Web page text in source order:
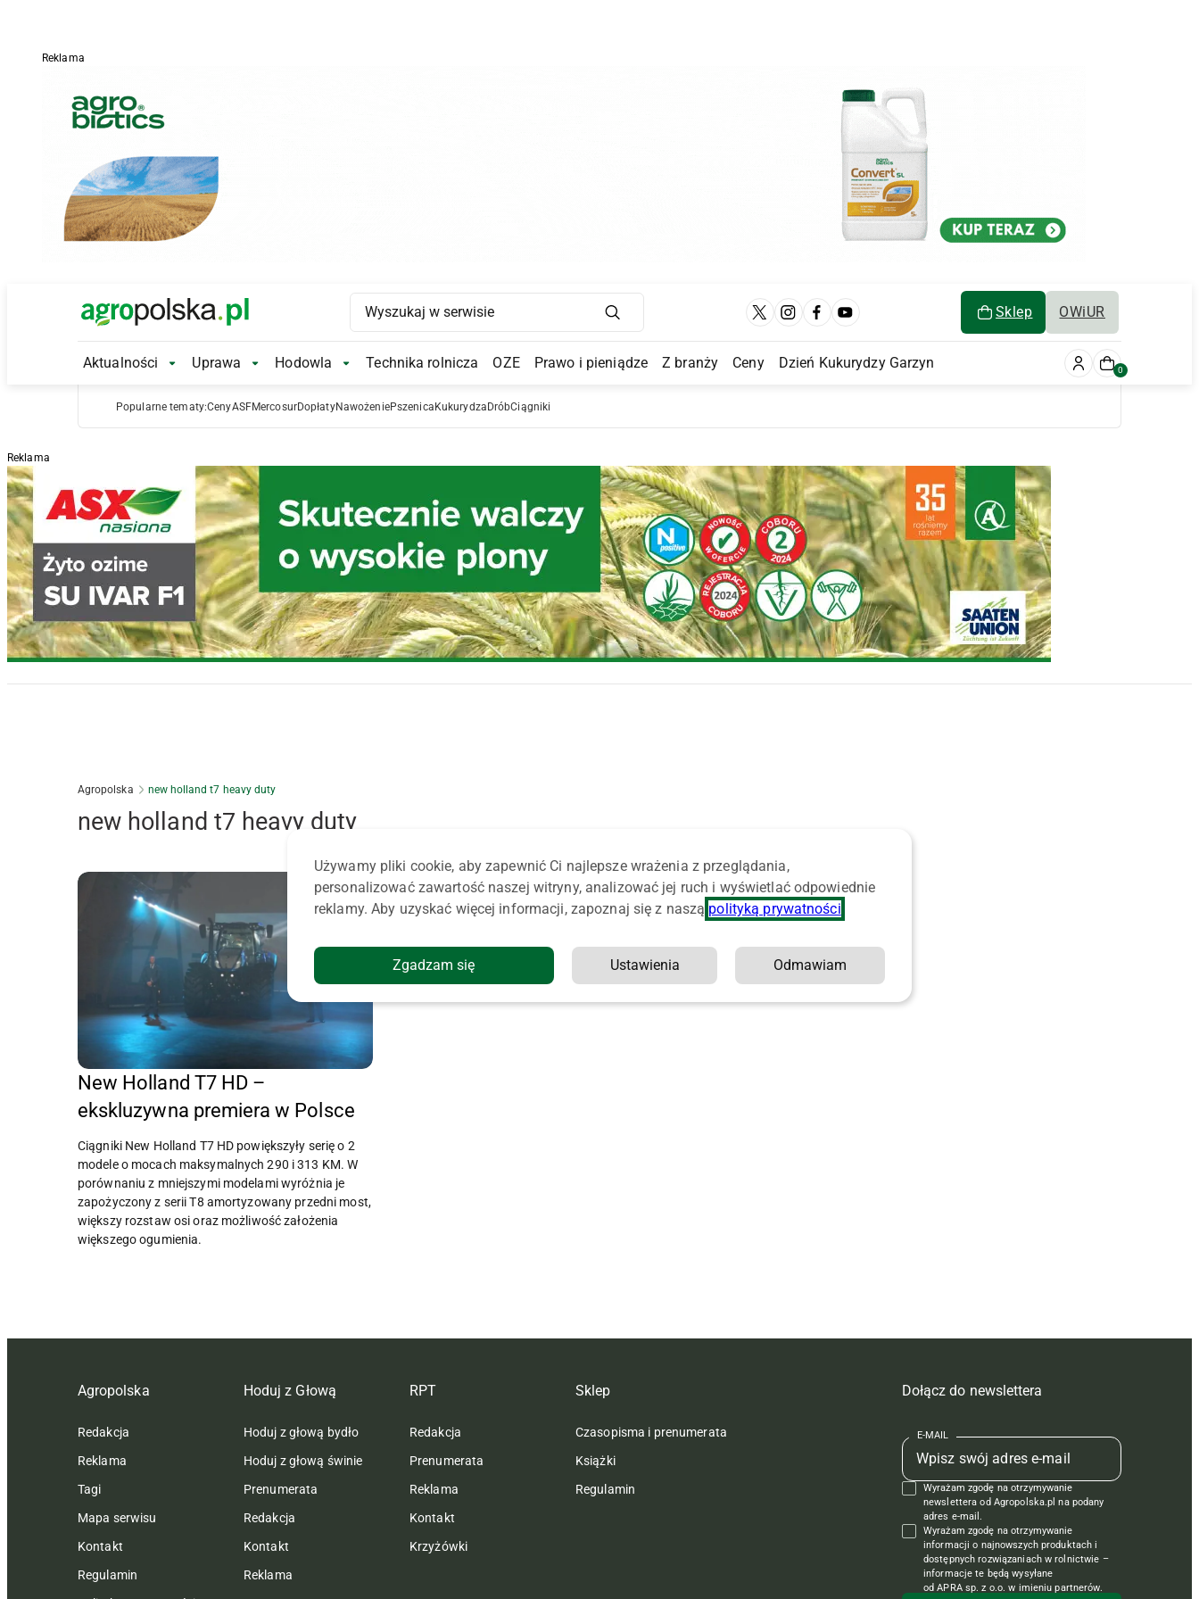
Reklama
Main Logo Sklep OWiUR
Main Navigation
Aktualności Aktualności Submenu
Uprawa Uprawa Submenu
Hodowla Hodowla Submenu
Technika rolnicza OZE Prawo i pieniądze Z branży Ceny Dzień Kukurydzy Garzyn 0
Popularne tematy:CenyASFMercosurDopłatyNawożeniePszenica Kukurydza DróbCiągniki
Reklama
Agropolska new holland t7 heavy duty
new holland t7 heavy duty
New Holland T7 HD –
ekskluzywna premiera w Polsce
Ciągniki New Holland T7 HD powiększyły serię o 2
modele o mocach maksymalnych 290 i 313 KM. W
porównaniu z mniejszymi modelami wyróżnia je
zapożyczony z serii T8 amortyzowany przedni most,
większy rozstaw osi oraz możliwość założenia
większego ogumienia.
Agropolska
Redakcja
Reklama
Tagi
Mapa serwisu
Kontakt
Regulamin
Hoduj z Głową
Hoduj z głową bydło
Hoduj z głową świnie
Prenumerata
Redakcja
Kontakt
Reklama
RPT
Redakcja
Prenumerata
Reklama
Kontakt
Krzyżówki
Sklep
Czasopisma i prenumerata
Książki
Regulamin
Dołącz do newslettera
E-MAIL
Wyrażam zgodę na otrzymywanie
newslettera od Agropolska.pl na podany
adres e-mail.
Wyrażam zgodę na otrzymywanie
informacji o najnowszych produktach i
dostępnych rozwiązaniach w rolnictwie –
informacje te będą wysyłane
od APRA sp. z o.o. w imieniu partnerów.
Używamy pliki cookie, aby zapewnić Ci najlepsze wrażenia z przeglądania,
personalizować zawartość naszej witryny, analizować jej ruch i wyświetlać odpowiednie
reklamy. Aby uzyskać więcej informacji, zapoznaj się z naszą polityką prywatności
Zgadzam się Ustawienia Odmawiam